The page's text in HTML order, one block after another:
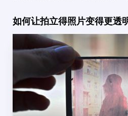
如何让拍立得照片变得更透